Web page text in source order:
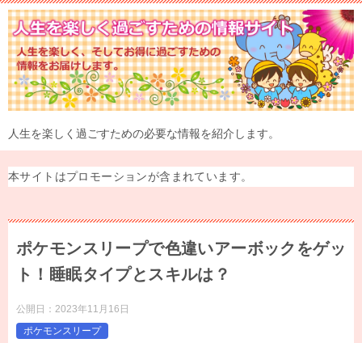
人生を楽しく過ごすための必要な情報を紹介します。
本サイトはプロモーションが含まれています。
ポケモンスリープで色違いアーボックをゲッ
ト！睡眠タイプとスキルは？
公開日： 2023年11月16日
ポケモンスリープ